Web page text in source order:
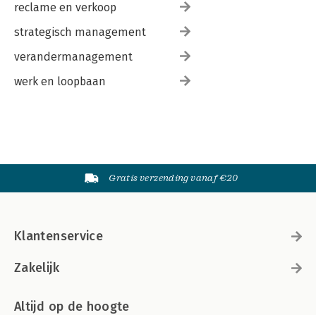
reclame en verkoop
strategisch management
verandermanagement
werk en loopbaan
Gratis verzending vanaf €20
Klantenservice
Zakelijk
Altijd op de hoogte